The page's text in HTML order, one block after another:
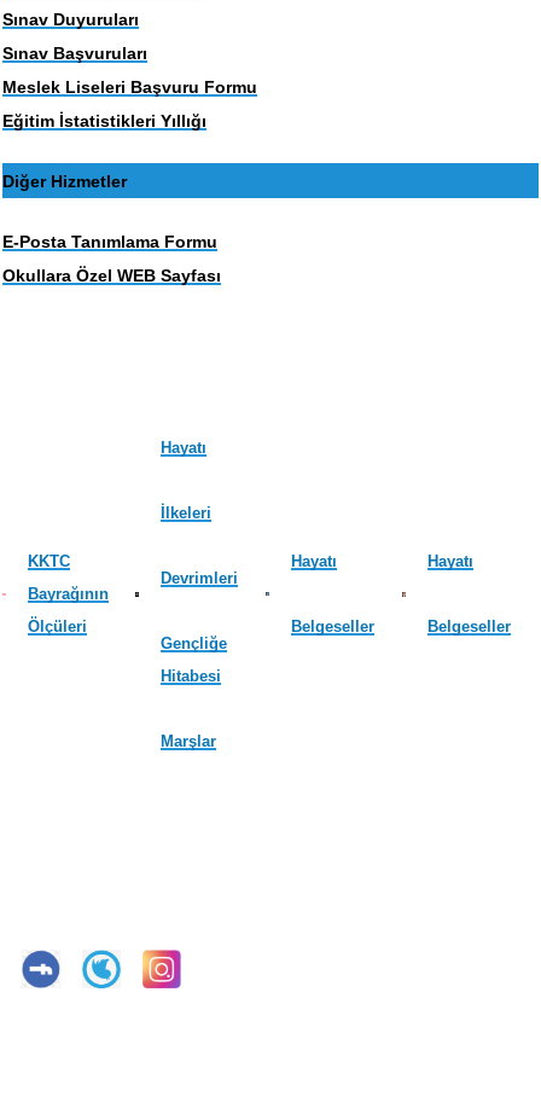
Sınav Duyuruları
Sınav Başvuruları
Meslek Liseleri Başvuru Formu
Eğitim İstatistikleri Yıllığı
Diğer Hizmetler
E-Posta Tanımlama Formu
Okullara Özel WEB Sayfası
KKTC
Bayrağının
Ölçüleri
Hayatı
İlkeleri
Devrimleri
Gençliğe
Hitabesi
Marşlar
Hayatı
Belgeseller
Hayatı
Belgeseller